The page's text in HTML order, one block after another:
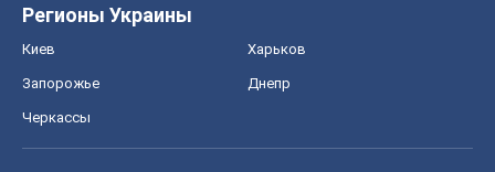
Регионы Украины
Киев Харьков
Запорожье Днепр
Черкассы